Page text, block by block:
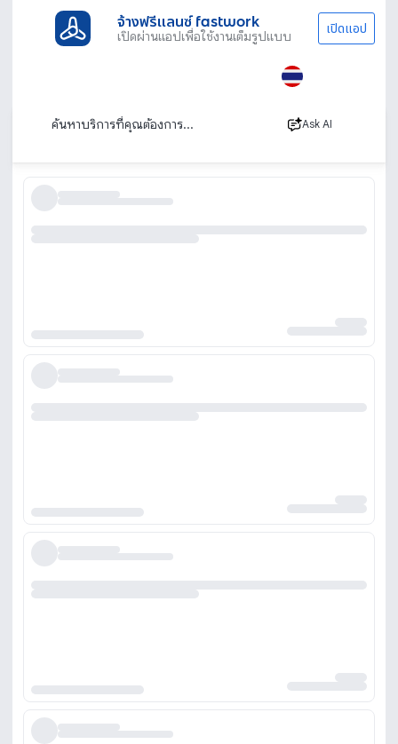
จ้างฟรีแลนซ์ fastwork
เปิดผ่านแอปเพื่อใช้งานเต็มรูปแบบ เปิดแอป
Ask AI
ถอนผมหงอก
บริการรับถอนผมหงอก ร้านรับถอนผมหงอก
เรียงตาม